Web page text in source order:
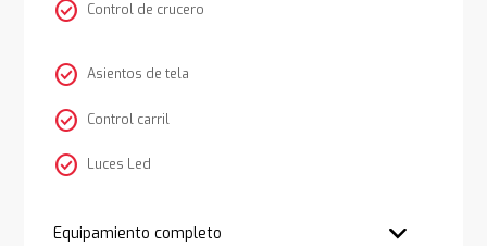
check_circle Control de crucero
check_circle Asientos de tela
check_circle Control carril
check_circle Luces Led
Equipamiento completo